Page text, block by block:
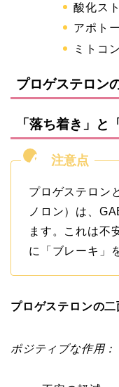
酸化ス
アポト
ミトコ
プロゲステロン
「落ち着き」と
プロゲステロン
ノロン）は、
ます。これは不
に「ブレーキ」
プロゲステロンの二
ポジティブな作用：